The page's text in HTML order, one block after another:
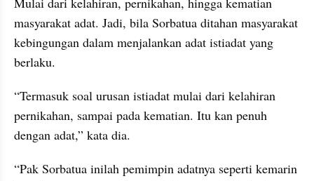
masyarakat adat. Jadi, bila Sorbatua ditahan masyarakat
kebingungan dalam menjalankan adat istiadat yang
berlaku.
“Termasuk soal urusan istiadat mulai dari kelahiran
pernikahan, sampai pada kematian. Itu kan penuh
dengan adat,” kata dia.
“Pak Sorbatua inilah pemimpin adatnya seperti kemarin